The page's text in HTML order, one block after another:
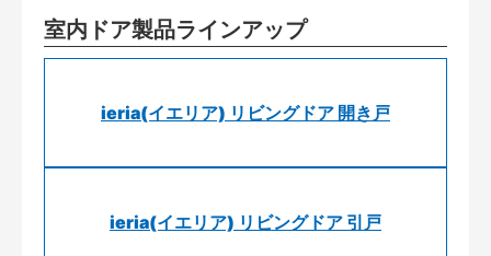
室内ドア製品ラインアップ
ieria(イエリア) リビングドア 開き戸
ieria(イエリア) リビングドア 引戸